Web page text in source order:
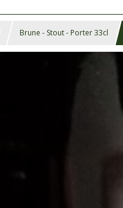
Brune - Stout - Porter 33cl